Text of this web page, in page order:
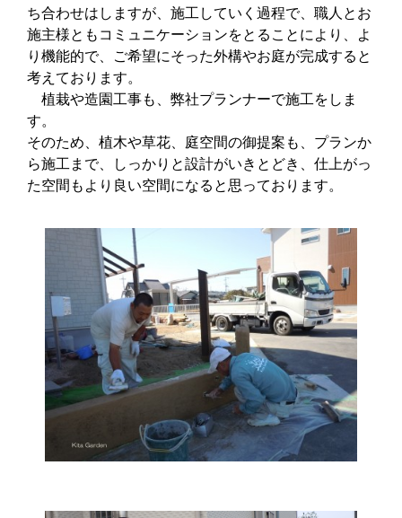
ち合わせはしますが、施工していく過程で、職人とお
施主様ともコミュニケーションをとることにより、よ
り機能的で、ご希望にそった外構やお庭が完成すると
考えております。
植栽や造園工事も、弊社プランナーで施工をしま
す。
そのため、植木や草花、庭空間の御提案も、プランか
ら施工まで、しっかりと設計がいきとどき、仕上がっ
た空間もより良い空間になると思っております。